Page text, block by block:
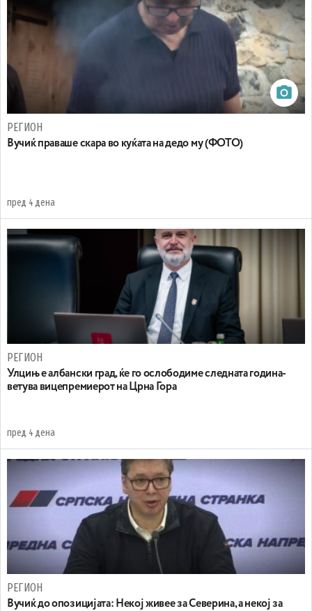
РЕГИОН
Вучиќ праваше скара во куќата на дедо му (ФОТО)
пред 4 дена
РЕГИОН
Улцињ е албански град, ќе го ослободиме следната година-
ветува вицепремиерот на Црна Гора
пред 4 дена
РЕГИОН
Вучиќ до опозицијата: Некој живее за Северина, а некој за